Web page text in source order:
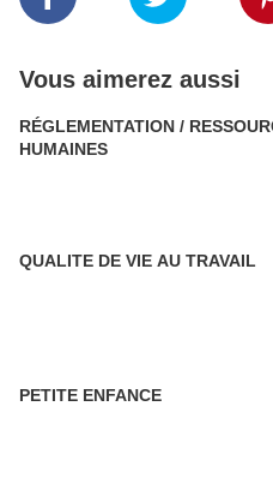
Vous aimerez aussi
RÉGLEMENTATION /
HUMAINES
QUALITE DE VIE AU TRAVAIL
PETITE ENFANCE